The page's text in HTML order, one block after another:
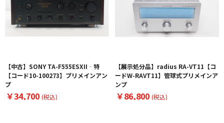
【中古】SONY TA-F555ESXII‐特
【コード10-100273】プリメインアン
プ
￥34,700 (税込)
【展示処分品】radius RA-VT11【コ
ードW-RAVT11】管球式プリメインア
ンプ
￥86,800 (税込)